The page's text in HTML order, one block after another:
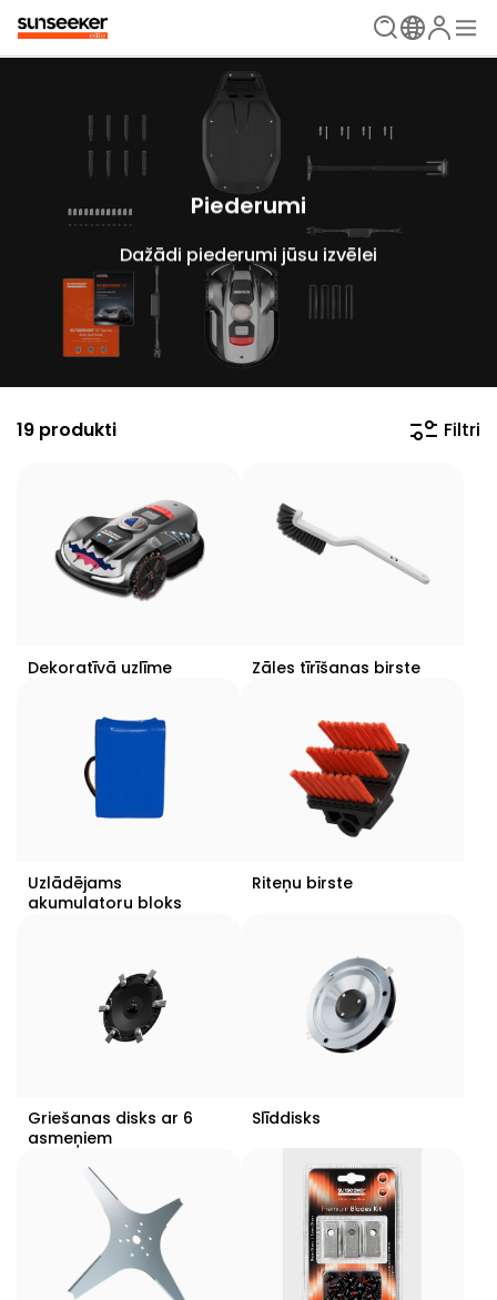
Piederumi
Dažādi piederumi jūsu izvēlei
19 produkti Filtri
Dekoratīvā uzlīme Zāles tīrīšanas birste
Uzlādējams
akumulatoru bloks
Riteņu birste
Griešanas disks ar 6
asmeņiem
Slīddisks